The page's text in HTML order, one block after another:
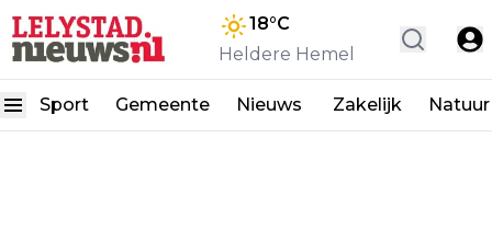
18°C
Heldere Hemel
Sport Gemeente Nieuws Zakelijk Natuur